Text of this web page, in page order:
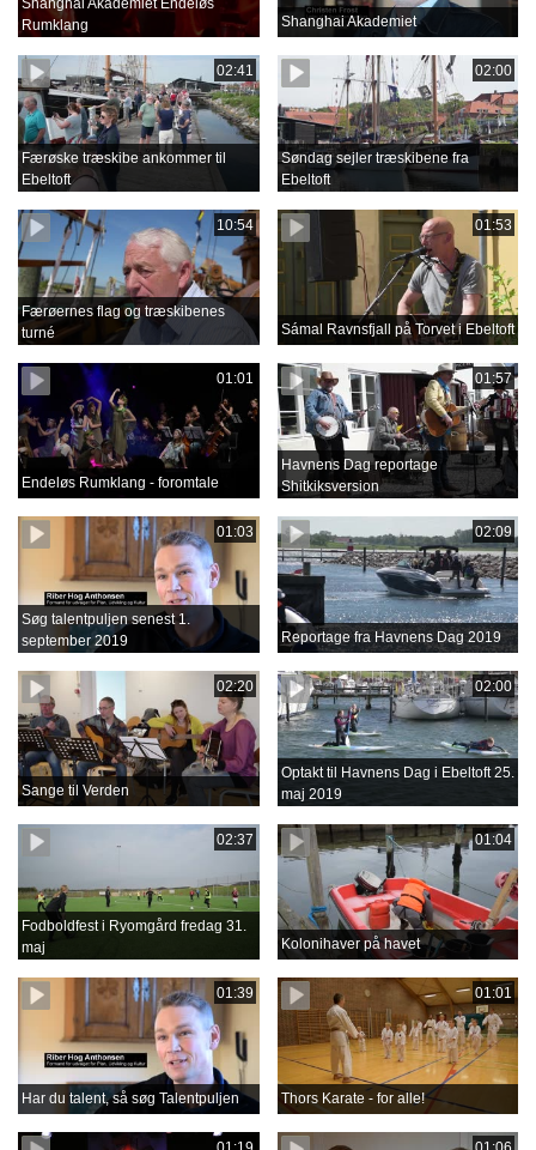
Shanghai Akademiet Endeløs
Rumklang
Shanghai Akademiet
02:41
Færøske træskibe ankommer til
Ebeltoft
02:00
Søndag sejler træskibene fra
Ebeltoft
10:54
Færøernes flag og træskibenes
turné
01:53
Sámal Ravnsfjall på Torvet i Ebeltoft
01:01
Endeløs Rumklang - foromtale
01:57
Havnens Dag reportage
Shitkiksversion
01:03
Søg talentpuljen senest 1.
september 2019
02:09
Reportage fra Havnens Dag 2019
02:20
Sange til Verden
02:00
Optakt til Havnens Dag i Ebeltoft 25.
maj 2019
02:37
Fodboldfest i Ryomgård fredag 31.
maj
01:04
Kolonihaver på havet
01:39
Har du talent, så søg Talentpuljen
01:01
Thors Karate - for alle!